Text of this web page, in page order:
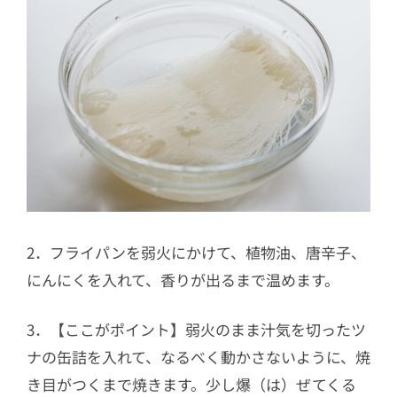
2．フライパンを弱火にかけて、植物油、唐辛子、
にんにくを入れて、香りが出るまで温めます。
3．【ここがポイント】弱火のまま汁気を切ったツ
ナの缶詰を入れて、なるべく動かさないように、焼
き目がつくまで焼きます。少し爆（は）ぜてくる